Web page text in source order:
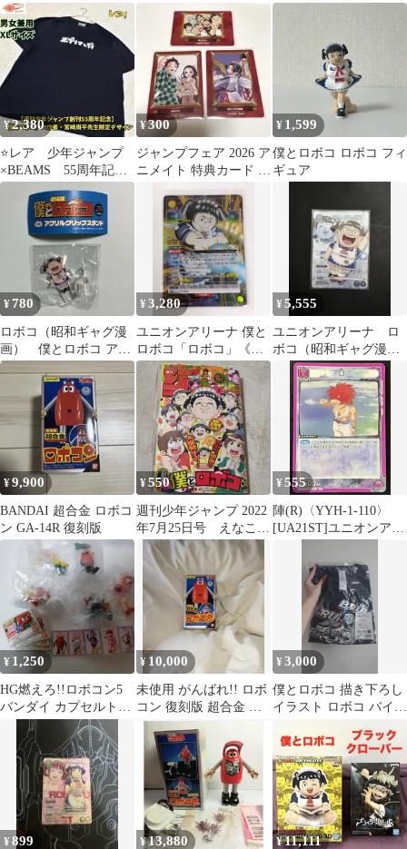
金 ロボコン
¥2,380
⭐レア 少年ジャンプ
×BEAMS 55周年記念
コラボ『僕とロボ
コ』 T XL黒
¥300
ジャンプフェア 2026 ア
ニメイト 特典カード ト
¥ 1,599
僕とロボコ ロボコ フィ
ギュア
¥ 780
ロボコ（昭和ギャグ漫
画） 僕とロボコ アク
リルクリップスタンド
¥3,280
ユニオンアリーナ 僕と
ロボコ「ロボコ」《パ
ラレル》SR★★（スー
パーレア★★）
¥5,555
ユニオンアリーナ ロ
ボコ（昭和ギャグ漫画
の世界線）
¥9,900
BANDAI 超合金 ロボコ
ン GA-14R 復刻版
¥550
週刊少年ジャンプ 2022
年7月25日号 えなこ
僕とロボコ ONEPIEC
¥555
陣(R)〈YYH-1-110〉
[UA21ST]ユニオンアリ
¥ 1,250
HG燃えろ!!ロボコン5
バンダイ カプセルトイ
5種類（ロボコンは欠
品）
¥ 10,000
未使用 がんばれ!! ロボ
コン 復刻版 超合金 バ
ンダイ 1999年製造 日本
製
¥3,000
僕とロボコ 描き下ろし
イラスト ロボコ バイク
¥899 ¥13,880 ¥11,111